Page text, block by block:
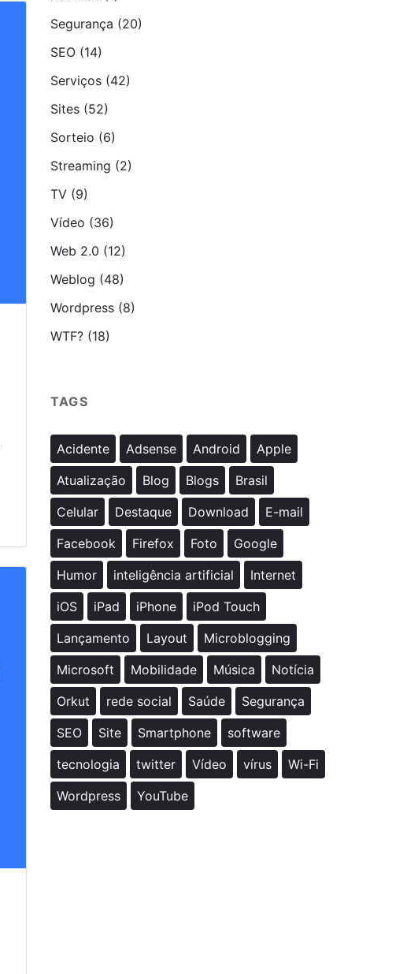
Segurança (20)
SEO (14)
Serviços (42)
Sites (52)
Sorteio (6)
Streaming (2)
TV (9)
Vídeo (36)
Web 2.0 (12)
Weblog (48)
Wordpress (8)
WTF? (18)
TAGS
Acidente Adsense Android
Apple
Atualização
Blog Blogs
Brasil
Celular
Destaque Download
E-mail
Facebook
Firefox Foto
Google
Humor
inteligência artificial
Internet
iOS
iPad iPhone
iPod Touch
Lançamento
Layout
Microblogging
Microsoft
Mobilidade Música
Notícia
Orkut
rede social Saúde
Segurança
SEO
Site Smartphone
software
tecnologia
twitter Vídeo vírus
Wi-Fi
Wordpress
YouTube